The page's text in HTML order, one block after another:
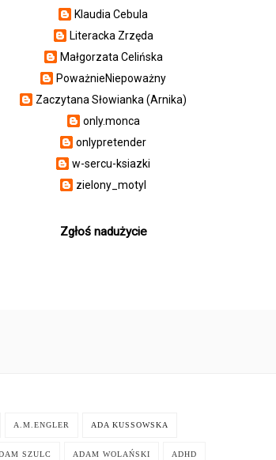
Klaudia Cebula
Literacka Zrzęda
Małgorzata Celińska
PoważnieNiepoważny
Zaczytana Słowianka (Arnika)
only.monca
onlypretender
w-sercu-ksiazki
zielony_motyl
Zgłoś nadużycie
A.M.ENGLER ADA KUSSOWSKA
SZULC ADAM WOLAŃSKI ADHD